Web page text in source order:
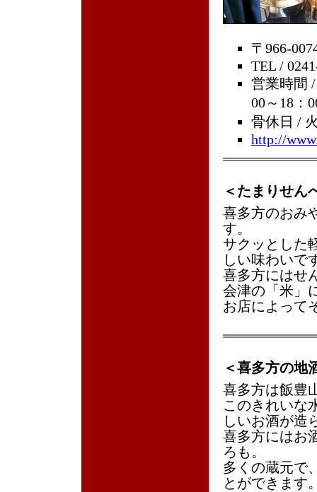
〒966-
TEL /
営業時間
00～18：
骨休日 /
http://
＜たまりせん
喜多方のおみ
す。
サクッとした
しい味わいで
喜多方にはせ
会津の「米」
お店によって
＜喜多方の地
喜多方は飯豊
このきれいな
しいお酒が造
喜多方にはお
ろも。
多くの蔵元で
とができます